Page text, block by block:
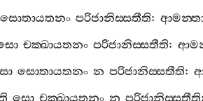
සොතායතනං පරිජානිස‍්සතීති:
චක‍්ඛායතනං පරිජානිස‍්සතීති:
සොතායතනං න පරිජානිස‍්සතීති: